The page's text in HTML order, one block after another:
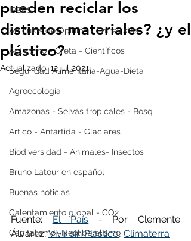
IPBES
Artículos de Opinión - Entrevistas
Activismo - Greta - Científicos
Seguridad Alimentaria-Agua-Dieta
Agroecología
Amazonas - Selvas tropicales - Bosq
Artico - Antártida - Glaciares
Biodiversidad - Animales- Insectos
Bruno Latour en español
Buenas noticias
Calentamiento global - CO2
Capitalismo -Neoliberalismo
pueden reciclar los
distintos materiales? ¿y el
plástico?
Actualizado:12 jul 2021
Fuente: El País - Por Clemente
Álvarez, Vivir sin Plástico, Climaterra